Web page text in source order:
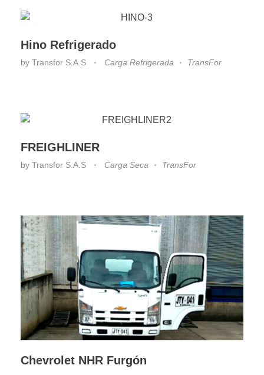
Hino Refrigerado
by Transfor S.A.S Carga Refrigerada TransFor
FREIGHLINER
by Transfor S.A.S Carga Seca TransFor
Chevrolet NHR Furgón